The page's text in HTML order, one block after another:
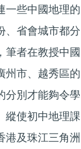
一些中國地理的
、省會城市都分
筆者在教授中國
州市、越秀區的
分別才能夠令學
縱使初中地理課
港及珠江三角洲